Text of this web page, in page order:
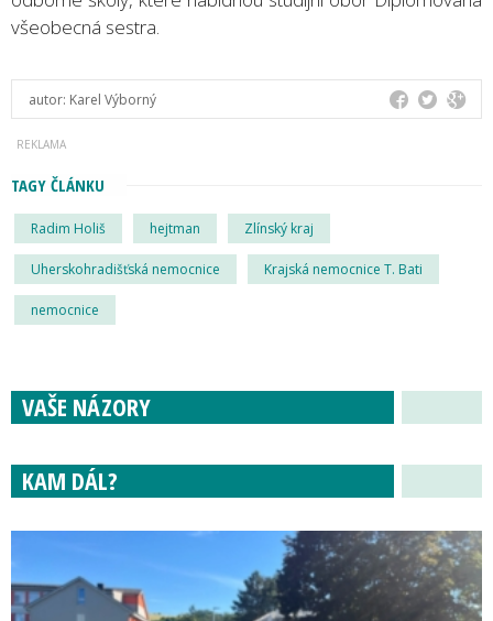
všeobecná sestra.
autor: Karel Výborný
TAGY ČLÁNKU
Radim Holiš hejtman Zlínský kraj
Uherskohradišťská nemocnice Krajská nemocnice T. Bati
nemocnice
VAŠE NÁZORY
KAM DÁL?